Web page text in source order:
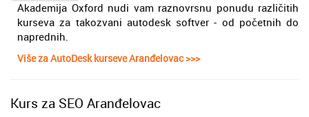
Akademija Oxford nudi vam raznovrsnu ponudu različitih
kurseva za takozvani autodesk softver - od početnih do
naprednih.
Više za AutoDesk kurseve Aranđelovac >>>
Kurs za SEO Aranđelovac